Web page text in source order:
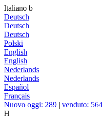
Italiano b
Deutsch
Deutsch
Deutsch
Polski
English
English
Nederlands
Nederlands
Español
Français
Nuovo oggi: 289 | venduto: 564
H